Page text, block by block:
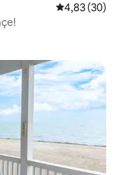
5 üzerinden
4,83 (30)
arasında